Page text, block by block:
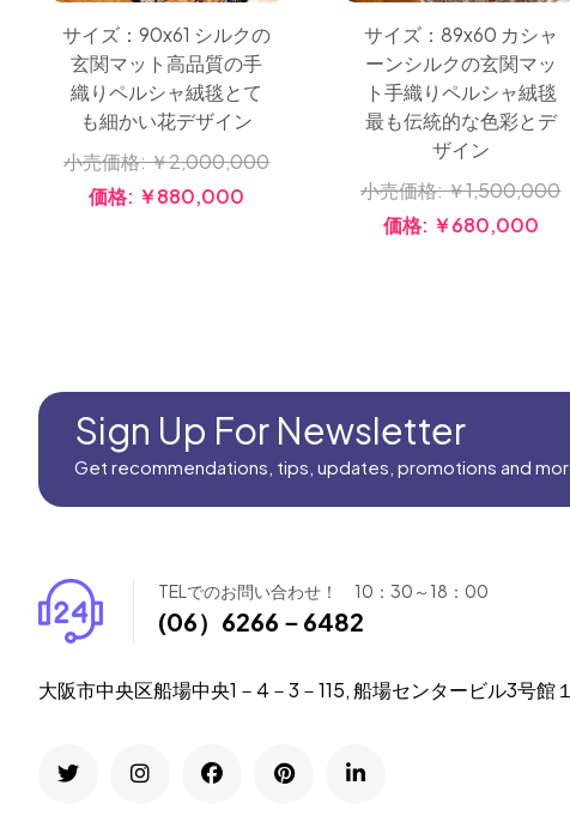
サイズ：90x61 シルクの
玄関マット高品質の手
織りペルシャ絨毯とて
も細かい花デザイン
小売価格:￥2,000,000
価格: ￥880,000
サイズ：89x60 カシャ
ーンシルクの玄関マッ
ト手織りペルシャ絨毯
最も伝統的な色彩とデ
ザイン
小売価格:￥1,500,000
価格: ￥680,000
Sign Up For Newsletter
Get recommendations, tips, updates, promotions and
TELでのお問い合わせ！ 10：30～18：00
(06）6266－6482
大阪市中央区船場中央1－4－3－115, 船場センタービル3号館